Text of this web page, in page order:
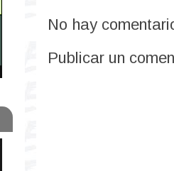
No hay
Publicar un